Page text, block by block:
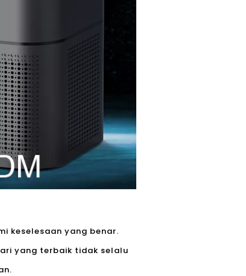
keselesaan yang benar.
yang terbaik tidak selalu